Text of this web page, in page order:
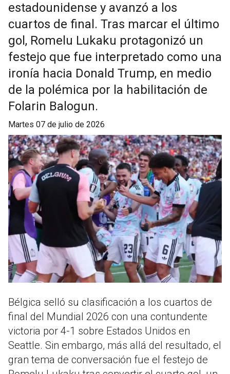
estadounidense y avanzó a los
cuartos de final. Tras marcar el último
gol, Romelu Lukaku protagonizó un
festejo que fue interpretado como una
ironía hacia Donald Trump, en medio
de la polémica por la habilitación de
Folarin Balogun.
martes 07 de julio de 2026
Bélgica selló su clasificación a los cuartos de
final del Mundial 2026 con una contundente
victoria por 4-1 sobre Estados Unidos en
Seattle. Sin embargo, más allá del resultado, el
gran tema de conversación fue el festejo de